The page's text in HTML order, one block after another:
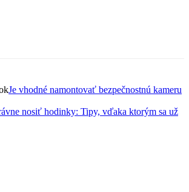
Je vhodné namontovať bezpečnostnú kameru
nosiť hodinky: Tipy, vďaka ktorým sa už